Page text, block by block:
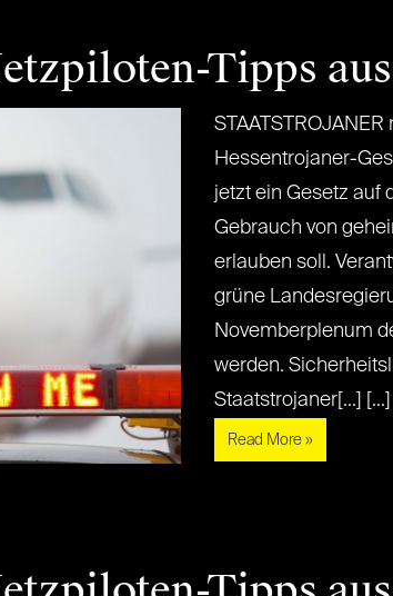
Tipps
Hessentrojaner-
jetzt ein Gesetz auf
Gebrauch von
erlauben soll.
grüne
Novemberplenum
werden.
Staatstrojaner[...] [...]
Read More »